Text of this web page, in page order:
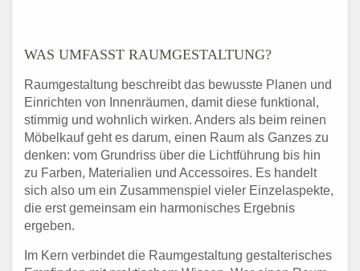
WAS UMFASST RAUMGESTALTUNG?
Raumgestaltung beschreibt das bewusste Planen und
Einrichten von Innenräumen, damit diese funktional,
stimmig und wohnlich wirken. Anders als beim reinen
Möbelkauf geht es darum, einen Raum als Ganzes zu
denken: vom Grundriss über die Lichtführung bis hin
zu Farben, Materialien und Accessoires. Es handelt
sich also um ein Zusammenspiel vieler Einzelaspekte,
die erst gemeinsam ein harmonisches Ergebnis
ergeben.
Im Kern verbindet die Raumgestaltung gestalterisches